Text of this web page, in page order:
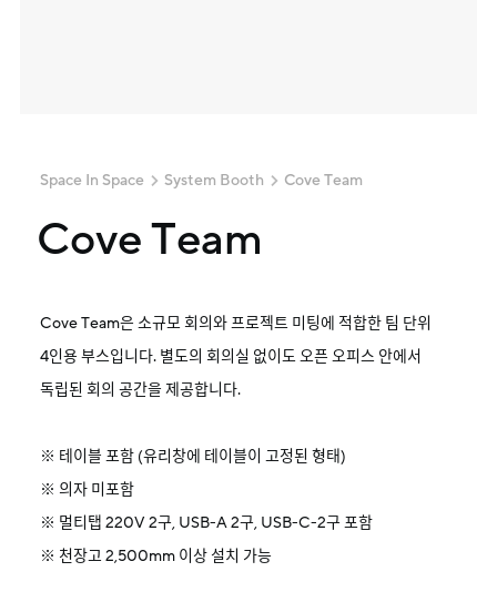
Space In Space System Booth Cove Team
Cove Team
Cove Team은 소규모 회의와 프로젝트 미팅에 적합한 팀 단위
4인용 부스입니다. 별도의 회의실 없이도 오픈 오피스 안에서
독립된 회의 공간을 제공합니다.
※ 테이블 포함 (유리창에 테이블이 고정된 형태)
※ 의자 미포함
※ 멀티탭 220V 2구, USB-A 2구, USB-C-2구 포함
※ 천장고 2,500mm 이상 설치 가능